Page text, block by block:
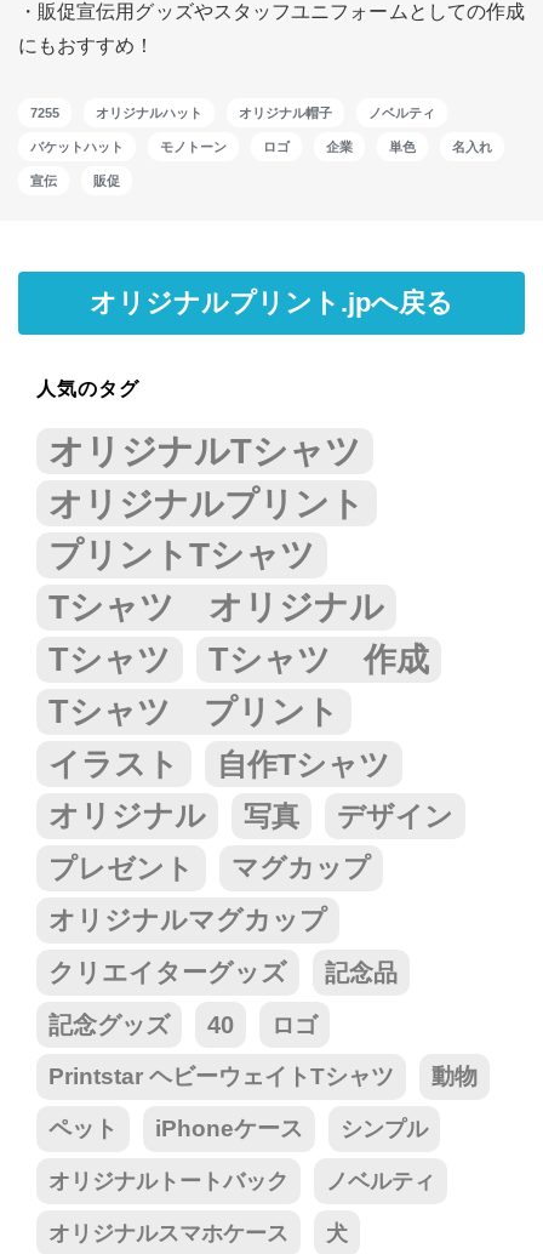
・販促宣伝用グッズやスタッフユニフォームとしての作成
にもおすすめ！
7255 オリジナルハット オリジナル帽子 ノベルティ
バケットハット モノトーン ロゴ 企業 単色 名入れ
宣伝 販促
オリジナルプリント.jpへ戻る
人気のタグ
オリジナルTシャツ
オリジナルプリント
プリントTシャツ
Tシャツ オリジナル
Tシャツ
Tシャツ 作成
Tシャツ プリント
イラスト 自作Tシャツ
オリジナル 写真
デザイン
プレゼント
マグカップ
オリジナルマグカップ
クリエイターグッズ
記念品
記念グッズ
40 ロゴ
Printstar ヘビーウェイトTシャツ 動物
ペット iPhoneケース シンプル
オリジナルトートバック ノベルティ
オリジナルスマホケース 犬